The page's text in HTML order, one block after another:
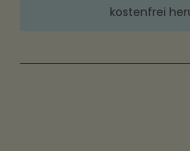
kostenfrei